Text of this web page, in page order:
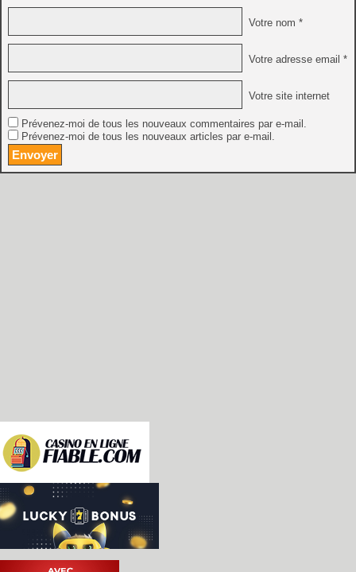
Votre nom *
Votre adresse email *
Votre site internet
Prévenez-moi de tous les nouveaux commentaires par e-mail.
Prévenez-moi de tous les nouveaux articles par e-mail.